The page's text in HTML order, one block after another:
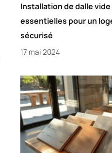
Installation de dalle
essentielles pour un
sécurisé
17 mai 2024